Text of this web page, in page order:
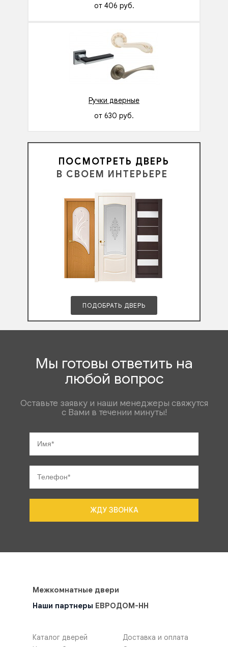
ПОСМОТРЕТЬ ДВЕРЬ
В СВОЕМ ИНТЕРЬЕРЕ
ПОДОБРАТЬ ДВЕРЬ
от 406 руб.
Ручки дверные
от 630 руб.
Мы готовы ответить на
любой вопрос
Оставьте заявку и наши менеджеры свяжутся
с Вами в течении минуты!
ЖДУ ЗВОНКА
Межкомнатные двери
Наши партнеры ЕВРОДОМ-НН
Каталог дверей
Доставка и оплата